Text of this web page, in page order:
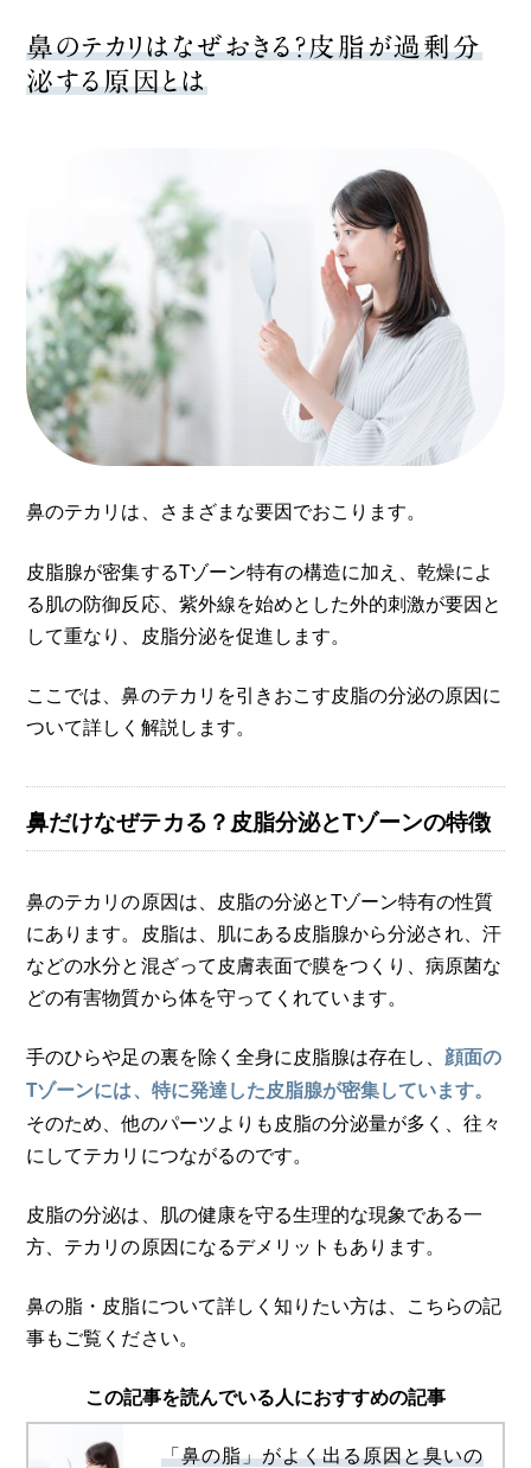
鼻のテカリはなぜおきる？皮脂が過剰分
泌する原因とは
鼻のテカリは、さまざまな要因でおこります。
皮脂腺が密集するTゾーン特有の構造に加え、乾燥によ
る肌の防御反応、紫外線を始めとした外的刺激が要因と
して重なり、皮脂分泌を促進します。
ここでは、鼻のテカリを引きおこす皮脂の分泌の原因に
ついて詳しく解説します。
鼻だけなぜテカる？皮脂分泌とTゾーンの特徴
鼻のテカリの原因は、皮脂の分泌とTゾーン特有の性質
にあります。皮脂は、肌にある皮脂腺から分泌され、汗
などの水分と混ざって皮膚表面で膜をつくり、病原菌な
どの有害物質から体を守ってくれています。
手のひらや足の裏を除く全身に皮脂腺は存在し、 顔面の
Tゾーンには、特に発達した皮脂腺が密集しています。
そのため、他のパーツよりも皮脂の分泌量が多く、往々
にしてテカリにつながるのです。
皮脂の分泌は、肌の健康を守る生理的な現象である一
方、テカリの原因になるデメリットもあります。
鼻の脂・皮脂について詳しく知りたい方は、こちらの記
事もご覧ください。
この記事を読んでいる人におすすめの記事
「鼻の脂」がよく出る原因と臭いの